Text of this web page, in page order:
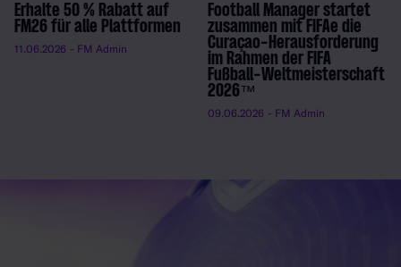
Erhalte 50 % Rabatt auf
FM26 für alle Plattformen
11.06.2026 - FM Admin
Football Manager startet
zusammen mit FIFAe die
Curaçao-Herausforderung
im Rahmen der FIFA
Fußball-Weltmeisterschaft
2026™
09.06.2026 - FM Admin